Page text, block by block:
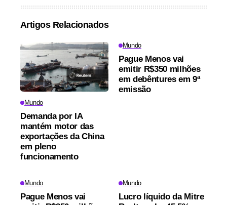
Artigos Relacionados
Mundo
Demanda por IA
mantém motor das
exportações da China
em pleno
funcionamento
Mundo
Pague Menos vai
emitir R$350 milhões
em debêntures em 9ª
emissão
Mundo
Pague Menos vai
Mundo
Lucro líquido da Mitre